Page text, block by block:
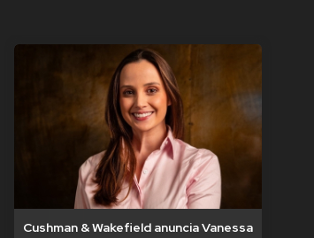
Cushman & Wakefield anuncia Vanessa